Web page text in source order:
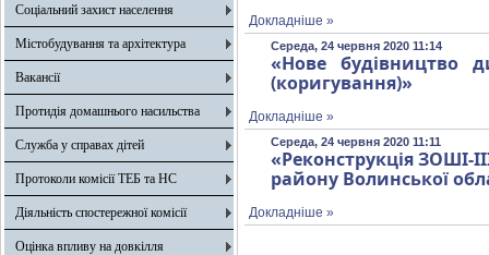
Соціальний захист населення
Містобудування та архітектура
Вакансії
Протидія домашнього насильства
Служба у справах дітей
Протоколи комісії ТЕБ та НС
Діяльність спостережної комісії
Оцінка впливу на довкілля
Докладніше »
Середа, 24 червня 2020 11:14
«Нове будівництво
(коригування)»
Докладніше »
Середа, 24 червня 2020 11:11
«Реконструкція ЗОШІ-
району Волинської
Докладніше »